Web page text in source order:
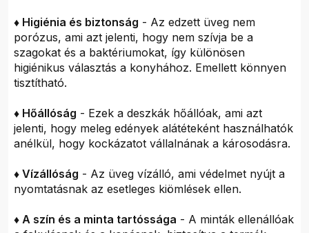
♦ Higiénia és biztonság - Az edzett üveg nem
porózus, ami azt jelenti, hogy nem szívja be a
szagokat és a baktériumokat, így különösen
higiénikus választás a konyhához. Emellett könnyen
tisztítható.
♦ Hőállóság - Ezek a deszkák hőállóak, ami azt
jelenti, hogy meleg edények alátéteként használhatók
anélkül, hogy kockázatot vállalnának a károsodásra.
♦ Vízállóság - Az üveg vízálló, ami védelmet nyújt a
nyomtatásnak az esetleges kiömlések ellen.
♦ A szín és a minta tartóssága - A minták ellenállóak